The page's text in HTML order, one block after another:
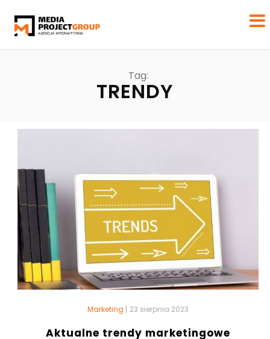
Tag:
TRENDY
Marketing | 23 sierpnia 2023
Aktualne trendy marketingowe